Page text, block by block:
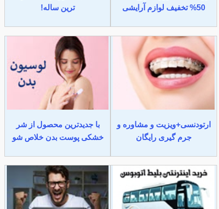
50% تخفیف لوازم آرایشی
ترین ساله!
ارتودنسی+ویزیت و مشاوره و
جرم گیری رایگان
با جدیدترین محصول از شر
خشکی پوست بدن خلاص شو